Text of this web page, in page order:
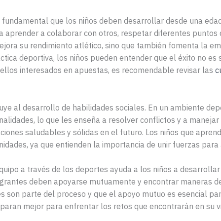
que los niños deben desarrollar desde una
aprender a colaborar con otros, respetar diferentes
su rendimiento atlético, sino que también fomenta la
deportiva, los niños pueden entender que el éxito no es
interesados en apuestas, es recomendable revisar las
al desarrollo de habilidades sociales. En un ambiente
lo que les enseña a resolver conflictos y a
saludables y sólidas en el futuro. Los niños que
ya que entienden la importancia de unir fuerzas
a través de los deportes ayuda a los niños a desarrollar
deben apoyarse mutuamente y encontrar maneras
son parte del proceso y que el apoyo mutuo es esencial
mejor para enfrentar los retos que encontrarán en su